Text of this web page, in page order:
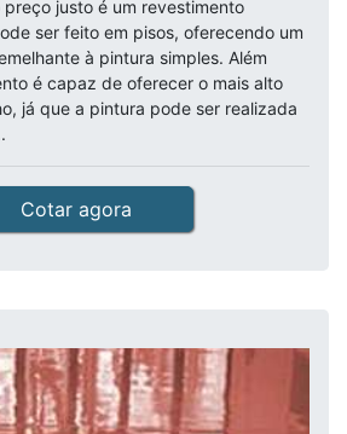
justo é um revestimento
ser feito em pisos, oferecendo um
à pintura simples. Além
é capaz de oferecer o mais alto
já que a pintura pode ser realizada
Cotar agora